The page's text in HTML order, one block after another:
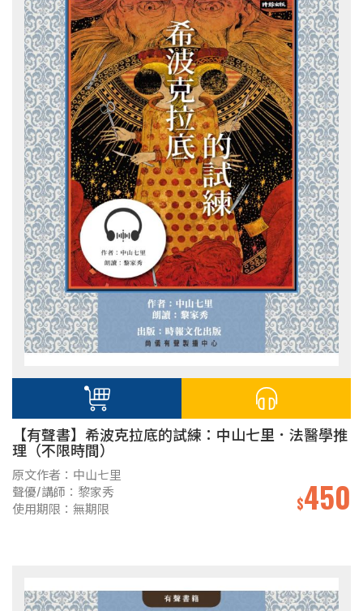
【有聲書】希波克拉底的試練：中山七里．法醫學推
理（不限時間）
原文作者：中山七里
聲優/講師：黎家秀
使用期限：無期限
$450